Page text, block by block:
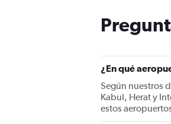
¿En qué
Según nuestros
Kabul, Herat y
estos